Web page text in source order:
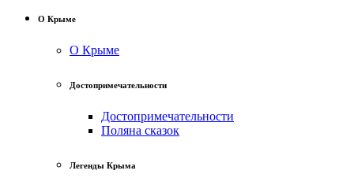
О Крыме
О Крыме
Достопримечательности
Достопримечательности
Поляна сказок
Легенды Крыма